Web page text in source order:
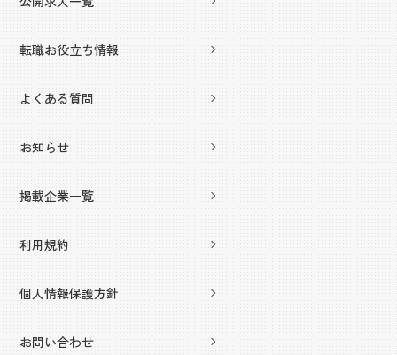
転職お役立ち情報
よくある質問
お知らせ
掲載企業一覧
利用規約
個人情報保護方針
お問い合わせ